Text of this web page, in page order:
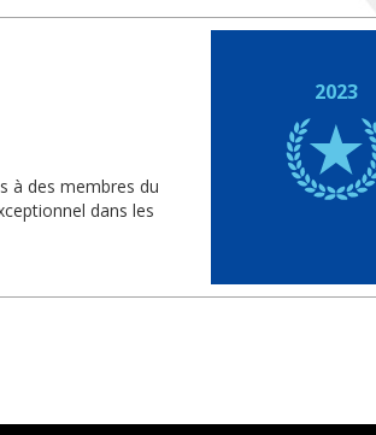
à des membres du
dans les
2023